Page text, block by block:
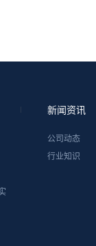
新闻资讯
公司动态
行业知识